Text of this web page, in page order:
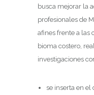
busca mejorar la
profesionales de
afines frente a las
bioma costero,
investigaciones
se inserta en